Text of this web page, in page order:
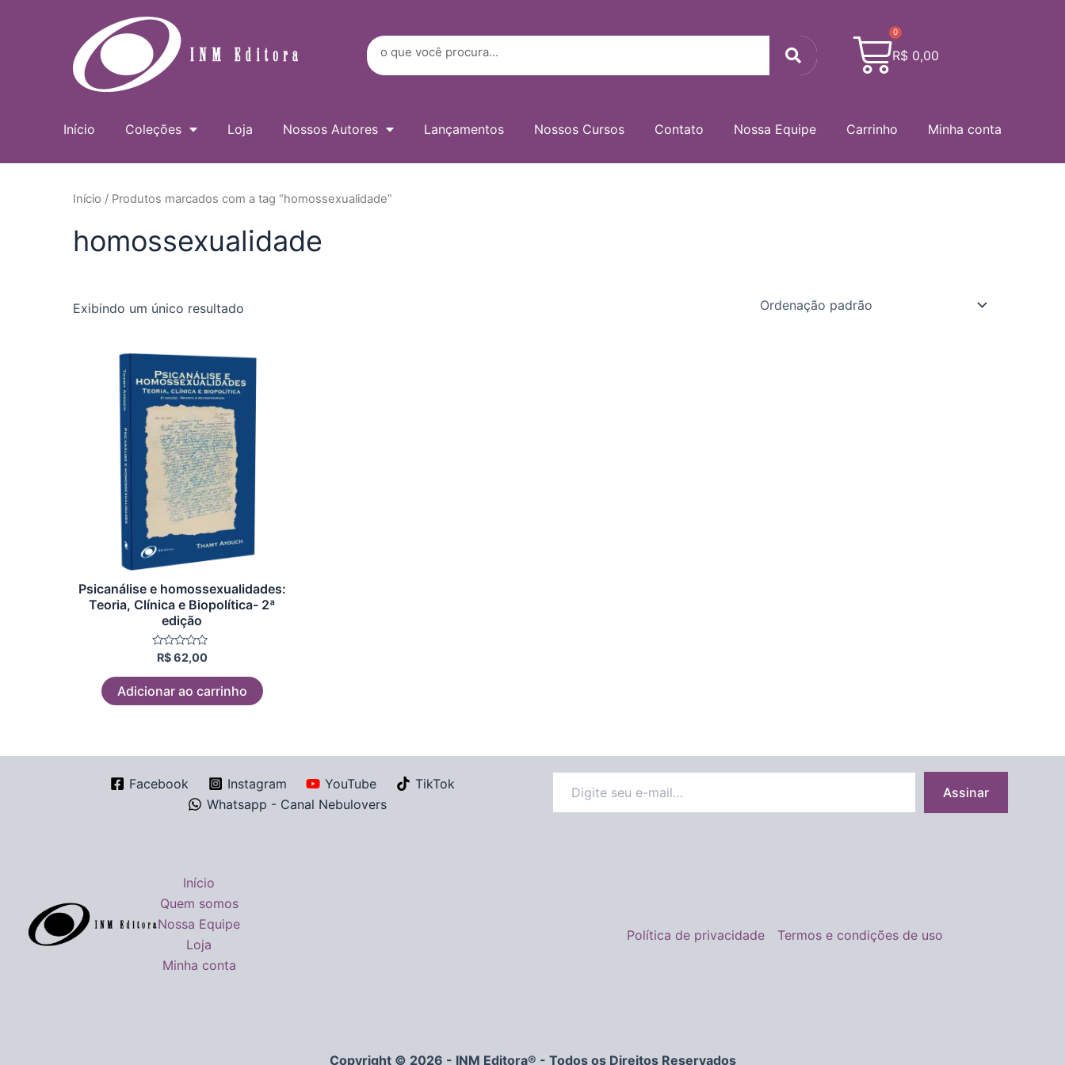
Search Search
R$ 0,00
0
Cart
Início Coleções Loja Nossos Autores Lançamentos Nossos Cursos Contato Nossa Equipe Carrinho Minha conta
Início / Produtos marcados com a tag “homossexualidade”
homossexualidade
Exibindo um único resultado
Psicanálise e homossexualidades:
Teoria, Clínica e Biopolítica- 2ª
edição
Avaliação
de
5
R$62,00
Adicionar ao carrinho
Facebook Instagram YouTube
TikTok
Whatsapp - Canal Nebulovers
e-
Assinar
Início
Quem somos
Nossa Equipe
Loja
Minha conta
Política de privacidade Termos e condições de uso
Copyright © 2026 - INM Editora® - Todos os Direitos Reservados